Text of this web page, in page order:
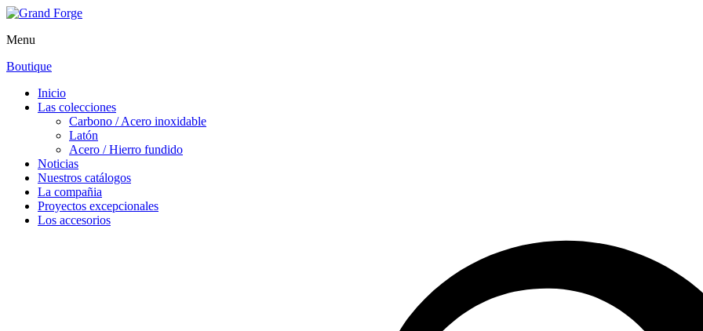
Menu
Boutique
Inicio
Las colecciones
Carbono / Acero inoxidable
Latón
Acero / Hierro fundido
Noticias
Nuestros catálogos
La compañia
Proyectos excepcionales
Los accesorios